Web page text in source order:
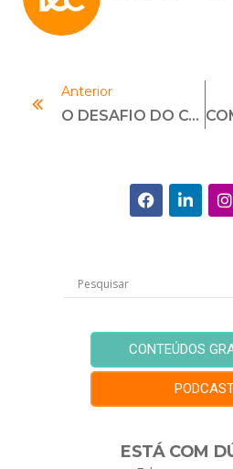
Anterior
O DESAFIO DO COMPLIANCE PARA ESTATAIS
CONTEÚDOS
ESTÁ COM